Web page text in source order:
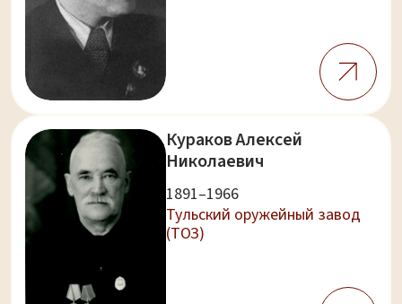
Кураков Алексей
Николаевич
1891–1966
Тульский оружейный завод
(ТОЗ)